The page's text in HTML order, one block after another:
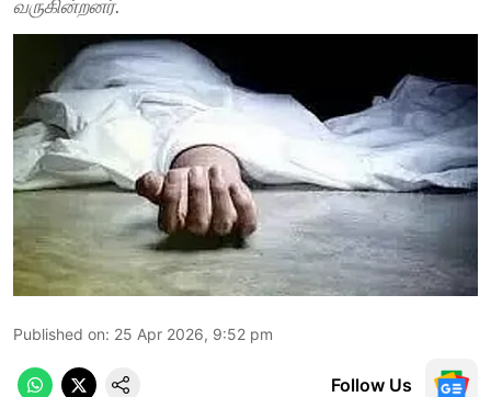
வருகின்றனர்.
Published on: 25 Apr 2026, 9:52 pm
Follow Us